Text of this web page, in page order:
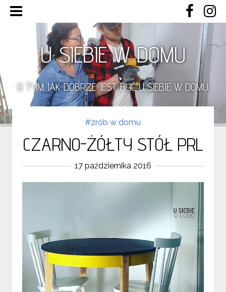
U SIEBIE W DOMU
O TYM JAK DOBRZE JEST BYĆ U SIEBIE W DOMU
#zrób w domu
CZARNO-ŻÓŁTY STÓŁ PRL
17 października 2016